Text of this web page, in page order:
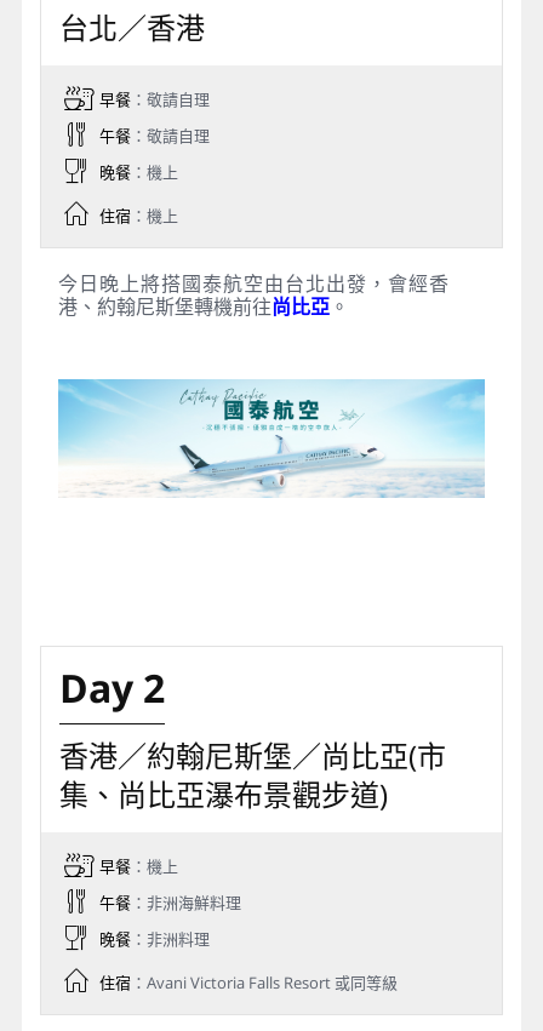
台北／香港
早餐：敬請自理
午餐：敬請自理
晚餐：機上
住宿：機上
今日晚上將搭國泰航空由台北出發，會經香
港、約翰尼斯堡轉機前往尚比亞 。
Day 2
香港／約翰尼斯堡／尚比亞(市
集、尚比亞瀑布景觀步道)
早餐：機上
午餐：非洲海鮮料理
晚餐：非洲料理
住宿：Avani Victoria Falls Resort 或同等級